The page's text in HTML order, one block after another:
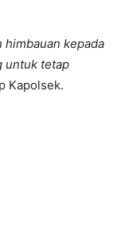
kepada
untuk tetap
Kapolsek.